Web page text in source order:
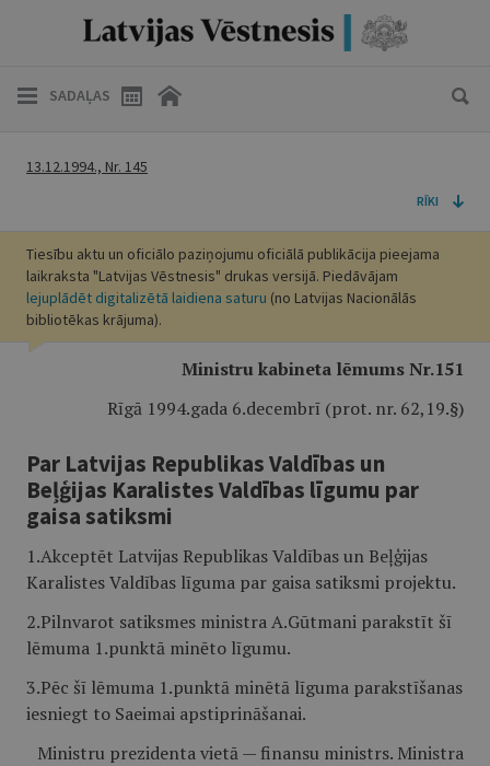
SADAĻAS
13.12.1994., Nr. 145
RĪKI
Tiesību aktu un oficiālo paziņojumu oficiālā publikācija pieejama
laikraksta "Latvijas Vēstnesis" drukas versijā. Piedāvājam
lejuplādēt digitalizētā laidiena saturu (no Latvijas Nacionālās
bibliotēkas krājuma).
Ministru kabineta lēmums Nr.151
Rīgā 1994.gada 6.decembrī (prot. nr. 62,19.§)
Par Latvijas Republikas Valdības un
Beļģijas Karalistes Valdības līgumu par
gaisa satiksmi
1.Akceptēt Latvijas Republikas Valdības un Beļģijas
Karalistes Valdības līguma par gaisa satiksmi projektu.
2.Pilnvarot satiksmes ministra A.Gūtmani parakstīt šī
lēmuma 1.punktā minēto līgumu.
3.Pēc šī lēmuma 1.punktā minētā līguma parakstīšanas
iesniegt to Saeimai apstiprināšanai.
Ministru prezidenta vietā — finansu ministrs. Ministra